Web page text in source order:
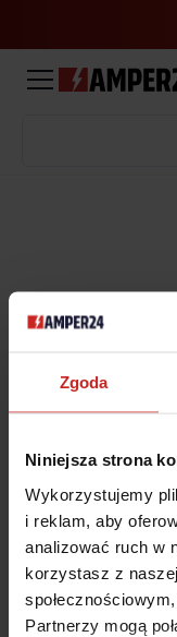
Zgoda
Niniejsza strona
Wykorzystujemy
i reklam, aby
analizować ruch w
korzystasz z
Partnerzy mogą